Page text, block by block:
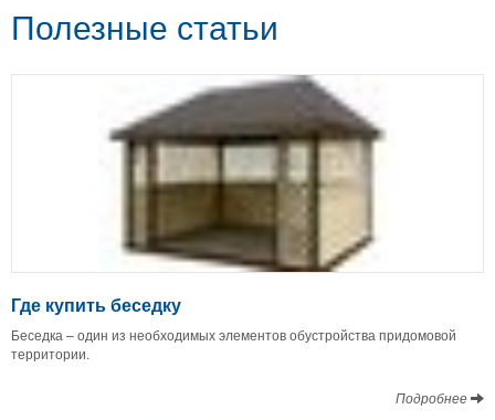
Полезные статьи
Где купить беседку
Беседка – один из необходимых элементов обустройства придомовой
территории.
Подробнее